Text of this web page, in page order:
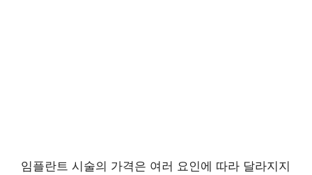
임플란트 시술의 가격은 여러 요인에 따라 달라지지